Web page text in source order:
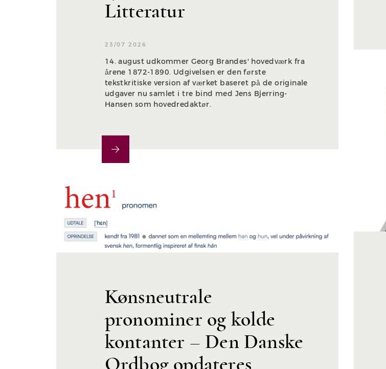
Litteratur
23/07 2026
14. august udkommer Georg Brandes' hovedværk fra
årene 1872-1890. Udgivelsen er den første
tekstkritiske version af værket baseret på de originale
udgaver nu samlet i tre bind med Jens Bjerring-
Hansen som hovedredaktør.
Kønsneutrale
pronominer og kolde
kontanter – Den Danske
Ordbog opdateres